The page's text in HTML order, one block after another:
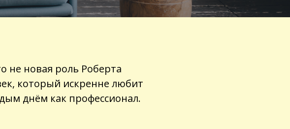
не новая роль Роберта
который искренне любит
днём как профессионал.